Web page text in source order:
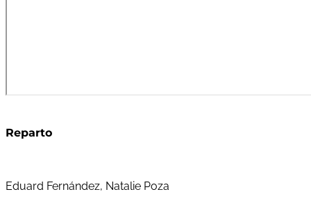
Reparto
Eduard Fernández, Natalie Poza